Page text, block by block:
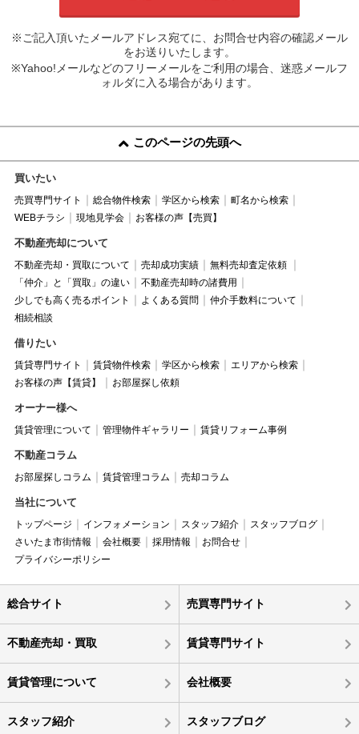
※ご記入頂いたメールアドレス宛てに、お問合せ内容の確認メール
をお送りいたします。
※Yahoo!メールなどのフリーメールをご利用の場合、迷惑メールフ
ォルダに入る場合があります。
このページの先頭へ
買いたい
売買専門サイト 総合物件検索 学区から検索
町名から検索
WEBチラシ
現地見学会 お客様の声【売買】
不動産売却について
不動産売却・買取について 売却成功実績
無料売却査定依頼
「仲介」と「買取」の違い
不動産売却時の諸費用
少しでも高く売るポイント
よくある質問
仲介手数料について
相続相談
借りたい
賃貸専門サイト 賃貸物件検索 学区から検索
エリアから検索
お客様の声【賃貸】
お部屋探し依頼
オーナー様へ
賃貸管理について 管理物件ギャラリー 賃貸リフォーム事例
不動産コラム
お部屋探しコラム 賃貸管理コラム 売却コラム
当社について
トップページ インフォメーション スタッフ紹介
スタッフブログ
さいたま市街情報
会社概要 採用情報
お問合せ
プライバシーポリシー
総合サイト 売買専門サイト
不動産売却・買取 賃貸専門サイト
賃貸管理について 会社概要
スタッフ紹介 スタッフブログ